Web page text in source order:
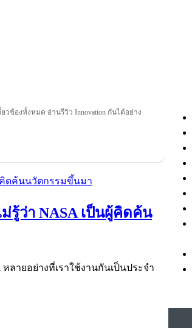
ยวข้องทั้งหมด อ่านรีวิว Innovation กันได้อย่าง
รู้ว่า NASA เป็นผู้คิดค้น
ลายอย่างที่เราใช้งานกันเป็นประจำ